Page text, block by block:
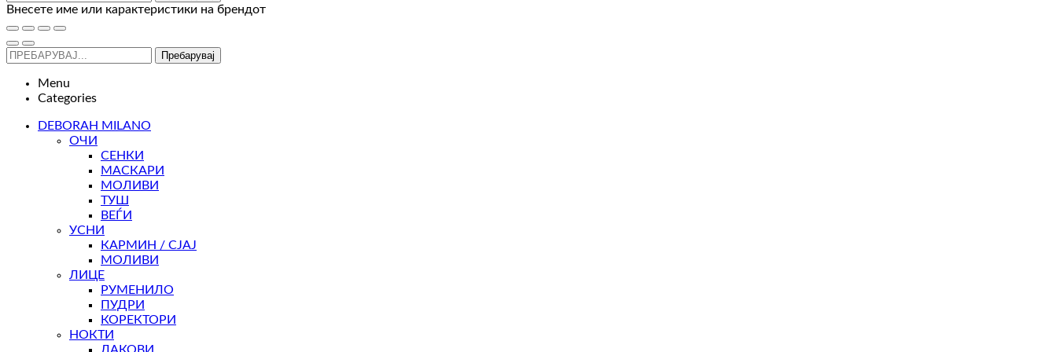
Внесете име или карактеристики на брендот
Пребарувај
Menu
Categories
DEBORAH MILANO
ОЧИ
СЕНКИ
МАСКАРИ
МОЛИВИ
ТУШ
ВЕЃИ
УСНИ
КАРМИН / СЈАЈ
МОЛИВИ
ЛИЦЕ
РУМЕНИЛО
ПУДРИ
КОРЕКТОРИ
НОКТИ